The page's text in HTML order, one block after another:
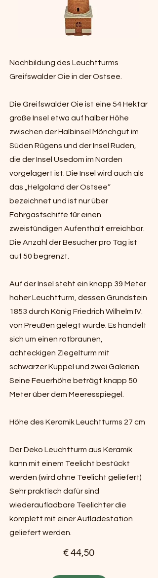
Nachbildung des Leuchtturms
Greifswalder Oie in der Ostsee.
Die Greifswalder Oie ist eine 54 Hektar
große Insel etwa auf halber Höhe
zwischen der Halbinsel Mönchgut im
Süden Rügens und der Insel Ruden,
die der Insel Usedom im Norden
vorgelagert ist. Die Insel wird auch als
das „Helgoland der Ostsee“
bezeichnet und ist nur über
Fahrgastschiffe für einen
zweistündigen Aufenthalt erreichbar.
Die Anzahl der Besucher pro Tag ist
auf 50 begrenzt.
Auf der Insel steht ein knapp 39 Meter
hoher Leuchtturm, dessen Grundstein
1853 durch König Friedrich Wilhelm IV.
von Preußen gelegt wurde. Es handelt
sich um einen rotbraunen,
achteckigen Ziegelturm mit
schwarzer Kuppel und zwei Galerien.
Seine Feuerhöhe beträgt knapp 50
Meter über dem Meeresspiegel.
Höhe des Keramik Leuchtturms 27 cm
Der Deko Leuchtturm aus Keramik
kann mit einem Teelicht bestückt
werden (wird ohne Teelicht geliefert)
Sehr praktisch dafür sind
wiederaufladbare Teelichter die
komplett mit einer Aufladestation
geliefert werden.
€ 44,50